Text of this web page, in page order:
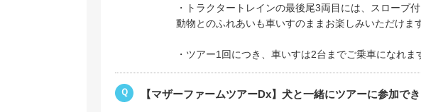
・トラクタートレインの最後尾3両目には、スロープ
動物とのふれあいも車いすのままお楽しみいただけます
・ツアー1回につき、車いすは2台までご乗車になれ
Ｑ 【マザーファームツアーDx】犬と一緒にツアーに参加で